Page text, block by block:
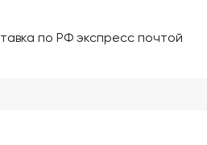
по РФ экспресс почтой